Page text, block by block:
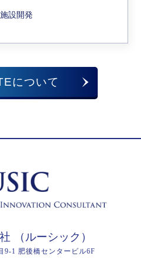
設開発
について
（ルーシック）
9-1 肥後橋センタービル6F